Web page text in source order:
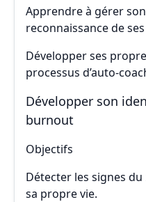
Apprendre à gérer
reconnaissance de
Développer ses
processus d’auto-
Développer son
burnout
Objectifs
Détecter les signes
sa propre vie.